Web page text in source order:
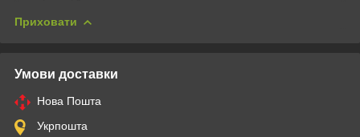
Приховати
Умови доставки
Нова Пошта
Укрпошта